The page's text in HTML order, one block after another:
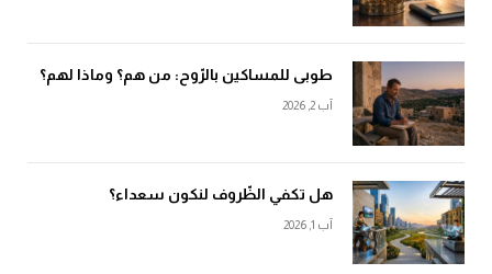
طوبى للمساكين بالرّوح: من هم؟ وماذا لهم؟
آب 2, 2026
هل تكفي الظّروف لنكون سعداء؟
آب 1, 2026